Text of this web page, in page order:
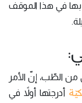
بها في هذا الموقف
من الطّب، إنّ الأمر
أدرجتها أولاً في